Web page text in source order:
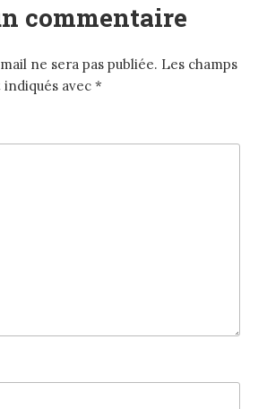
commentaire
ne sera pas publiée. Les champs
avec *